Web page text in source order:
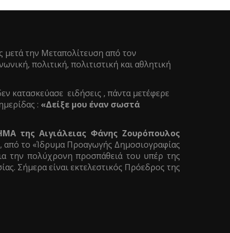
μετά την Μεταπολίτευση από τον
πολιτική, πολιτιστική και αθλητική
κατασκεύασε ειδήσεις , πάντα μετέφερε
: «Δείξε μου έναν σωστά
της Αιγιάλειας Φάνης Ζουρόπουλος
από το «Ίδρυμα Προαγωγής Δημοσιογραφίας
πολύχρονη προσπάθειά του υπέρ της
Σήμερα είναι εκτελεστικός Πρόεδρος της